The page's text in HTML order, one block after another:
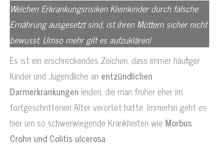
Welchen Erkrankungsrisiken Kleinkinder durch falsche
Ernährung ausgesetzt sind, ist ihren Müttern sicher nicht
bewusst. Umso mehr gilt es aufzuklären!
Es ist ein erschreckendes Zeichen, dass immer häufiger
Kinder und Jugendliche an entzündlichen
Darmerkrankungen leiden, die man früher eher im
fortgeschrittenen Alter verortet hätte. Immerhin geht es
hier um so schwerwiegende Krankheiten wie Morbus
Crohn und Colitis ulcerosa.